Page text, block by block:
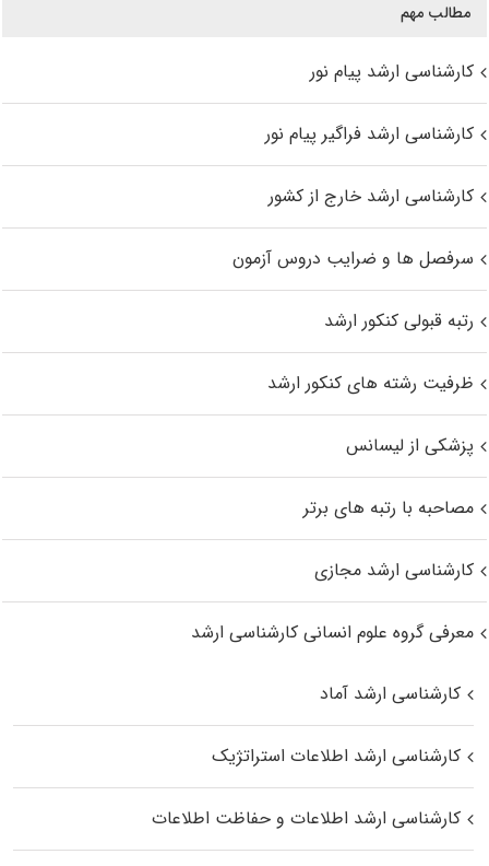
مطالب مهم
کارشناسی ارشد پیام نور
کارشناسی ارشد فراگیر پیام نور
کارشناسی ارشد خارج از کشور
سرفصل ها و ضرایب دروس آزمون
رتبه قبولی کنکور ارشد
ظرفیت رشته های کنکور ارشد
پزشکی از لیسانس
مصاحبه با رتبه های برتر
کارشناسی ارشد مجازی
معرفی گروه علوم انسانی کارشناسی ارشد
کارشناسی ارشد آماد
کارشناسی ارشد اطلاعات استراتژیک
کارشناسی ارشد اطلاعات و حفاظت اطلاعات